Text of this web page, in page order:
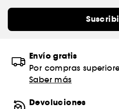
Envío gratis
Por compras
Saber más
Devoluciones